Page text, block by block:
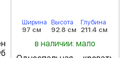
Ширина
97 см
Высота
92.8 см
Глубина
211.4 см
в наличии: мало